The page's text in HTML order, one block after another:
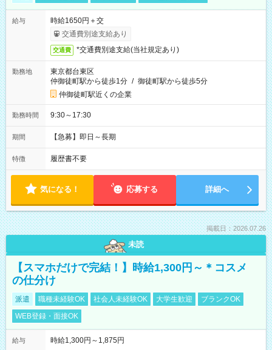
給与
時給1650円＋交
交通費別途支給あり
交通費 *交通費別途支給(当社規定あり)
勤務地
東京都台東区
仲御徒町駅から徒歩1分 / 御徒町駅から徒歩5分
仲御徒町駅近くの企業
勤務時間 9:30～17:30
期間 【急募】即日～長期
特徴 履歴書不要
気になる！ 応募する 詳細へ
掲載日：2026.07.26
未読
【スマホだけで完結！】時給1,300円～＊コスメ
の仕分け
派遣 職種未経験OK 社会人未経験OK 大学生歓迎
ブランクOK
WEB登録・面接OK
給与 時給1,300円～1,875円